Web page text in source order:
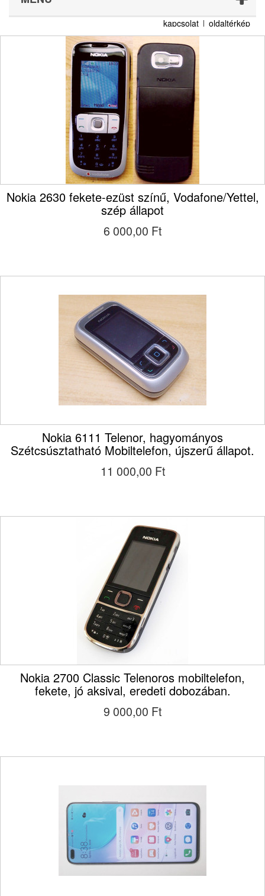
kapcsolat oldaltérkép
Nokia 2630 fekete-ezüst színű, Vodafone/Yettel,
szép állapot
6 000,00 Ft‎
Nokia 6111 Telenor, hagyományos
Szétcsúsztatható Mobiltelefon, újszerű állapot.
11 000,00 Ft‎
Nokia 2700 Classic Telenoros mobiltelefon,
fekete, jó aksival, eredeti dobozában.
9 000,00 Ft‎